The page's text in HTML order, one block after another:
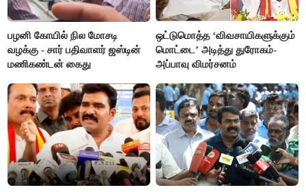
பழனி கோயில் நில மோசடி
வழக்கு - சார் பதிவாளர் ஜஸ்டின்
மணிகண்டன் கைது
ஒட்டுமொத்த ‘விவசாயிகளுக்கும்
மொட்டை’ அடித்து துரோகம்-
அப்பாவு விமர்சனம்